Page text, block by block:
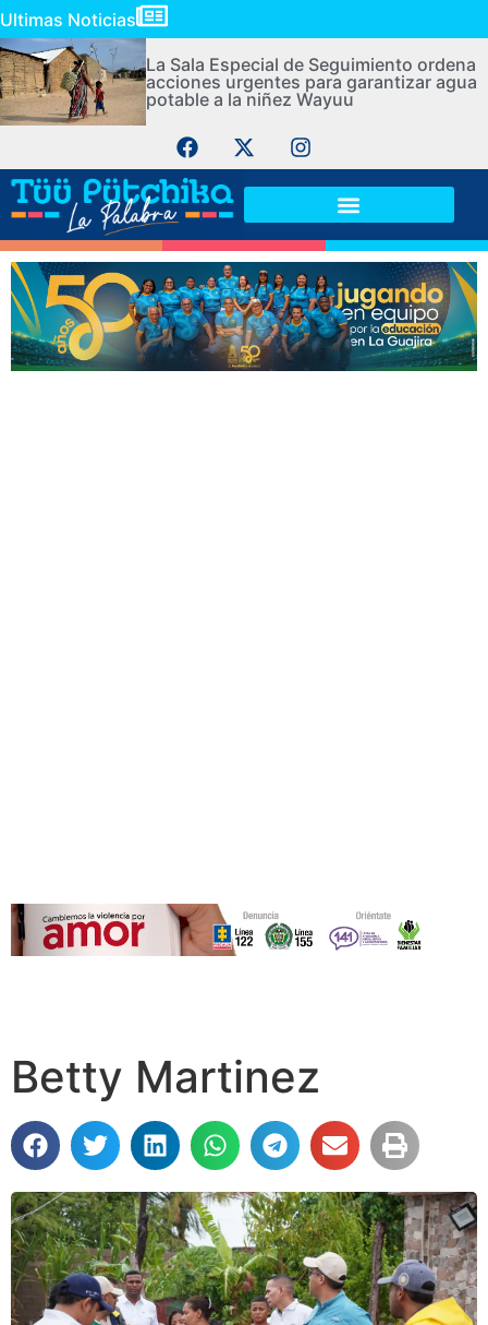
Ultimas Noticias
La Sala Especial de Seguimiento ordena
acciones urgentes para garantizar agua
potable a la niñez Wayuu
Betty Martinez